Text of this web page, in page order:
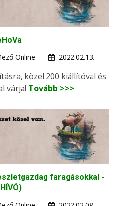
Online
2022.02.13.
közel 200 kiállítóval és
várja! Tovább >>>
faragásokkal -